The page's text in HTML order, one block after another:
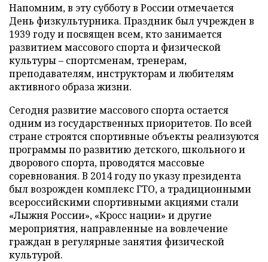
Напомним, в эту субботу в России отмечается
День физкультурника. Праздник был учрежден в
1939 году и посвящен всем, кто занимается
развитием массового спорта и физической
культуры – спортсменам, тренерам,
преподавателям, инструкторам и любителям
активного образа жизни.
Сегодня развитие массового спорта остается
одним из государственных приоритетов. По всей
стране строятся спортивные объекты реализуются
программы по развитию детского, школьного и
дворового спорта, проводятся массовые
соревнования. В 2014 году по указу президента
был возрожден комплекс ГТО, а традиционными
всероссийскими спортивными акциями стали
«Лыжня России», «Кросс нации» и другие
мероприятия, направленные на вовлечение
граждан в регулярные занятия физической
культурой.